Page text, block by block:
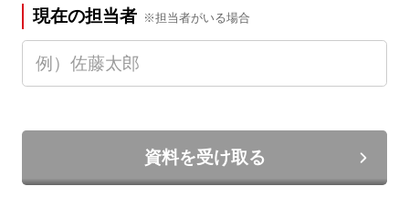
現在の担当者 ※担当者がいる場合
資料を受け取る